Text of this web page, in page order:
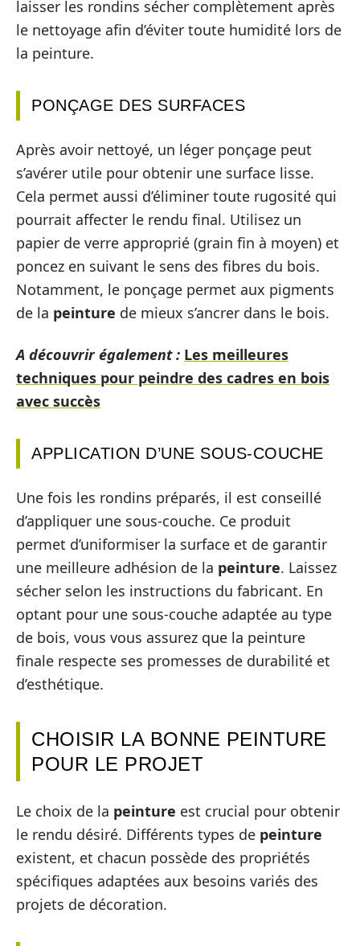
laisser les rondins sécher complètement après
le nettoyage afin d’éviter toute humidité lors de
la peinture.
PONÇAGE DES SURFACES
Après avoir nettoyé, un léger ponçage peut
s’avérer utile pour obtenir une surface lisse.
Cela permet aussi d’éliminer toute rugosité qui
pourrait affecter le rendu final. Utilisez un
papier de verre approprié (grain fin à moyen) et
poncez en suivant le sens des fibres du bois.
Notamment, le ponçage permet aux pigments
de la peinture de mieux s’ancrer dans le bois.
A découvrir également : Les meilleures
techniques pour peindre des cadres en bois
avec succès
APPLICATION D’UNE SOUS-COUCHE
Une fois les rondins préparés, il est conseillé
d’appliquer une sous-couche. Ce produit
permet d’uniformiser la surface et de garantir
une meilleure adhésion de la peinture. Laissez
sécher selon les instructions du fabricant. En
optant pour une sous-couche adaptée au type
de bois, vous vous assurez que la peinture
finale respecte ses promesses de durabilité et
d’esthétique.
CHOISIR LA BONNE PEINTURE
POUR LE PROJET
Le choix de la peinture est crucial pour obtenir
le rendu désiré. Différents types de peinture
existent, et chacun possède des propriétés
spécifiques adaptées aux besoins variés des
projets de décoration.